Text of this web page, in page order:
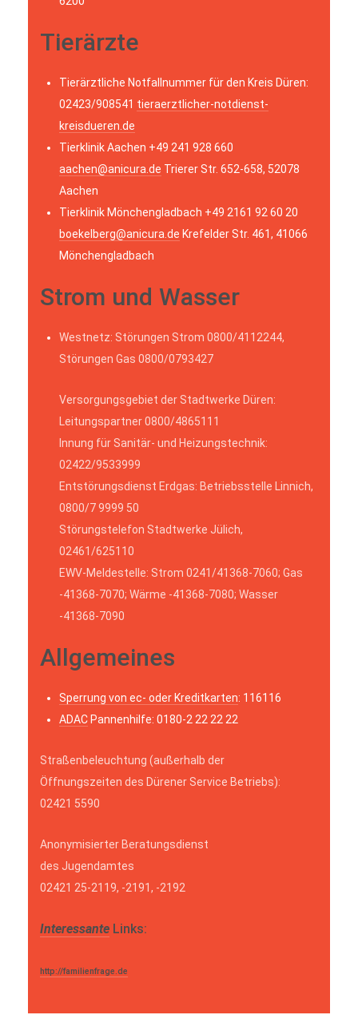
Tierärzte
Tierärztliche Notfallnummer für den Kreis Düren:
02423/908541 tieraerztlicher-notdienst-
kreisdueren.de
Tierklinik Aachen +49 241 928 660
aachen@anicura.de Trierer Str. 652-658, 52078
Aachen
Tierklinik Mönchengladbach +49 2161 92 60 20
boekelberg@anicura.de Krefelder Str. 461, 41066
Mönchengladbach
Strom und Wasser
Westnetz: Störungen Strom 0800/4112244,
Störungen Gas 0800/0793427
Versorgungsgebiet der Stadtwerke Düren:
Leitungspartner 0800/4865111
Innung für Sanitär- und Heizungstechnik:
02422/9533999
Entstörungsdienst Erdgas: Betriebsstelle Linnich,
0800/7 9999 50
Störungstelefon Stadtwerke Jülich,
02461/625110
EWV-Meldestelle: Strom 0241/41368-7060; Gas
-41368-7070; Wärme -41368-7080; Wasser
-41368-7090
Allgemeines
Sperrung von ec- oder Kreditkarten: 116116
ADAC Pannenhilfe: 0180-2 22 22 22
Straßenbeleuchtung (außerhalb der
Öffnungszeiten des Dürener Service Betriebs):
02421 5590
Anonymisierter Beratungsdienst
des Jugendamtes
02421 25-2119, -2191, -2192
Interessante Links:
http://familienfrage.de